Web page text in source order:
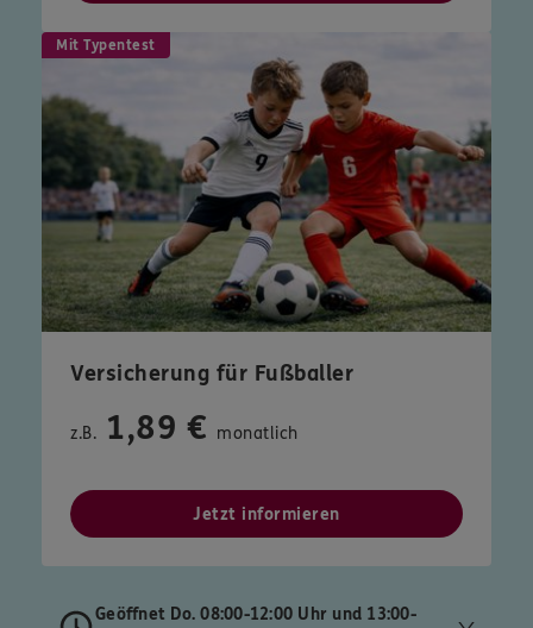
Mit Typentest
Versicherung für Fußballer
z.B. 1,89 € monatlich
Jetzt informieren
Geöffnet Do. 08:00-12:00 Uhr und 13:00-